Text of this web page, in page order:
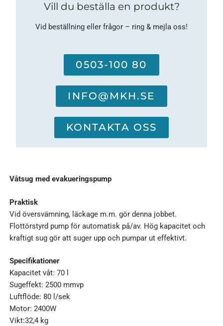
Vill du beställa en produkt?
Vid beställning eller frågor – ring & mejla oss!
0503-100 80
INFO@MKH.SE
KONTAKTA OSS
Våtsug med evakueringspump
Praktisk
Vid översvämning, läckage m.m. gör denna jobbet.
Flottörstyrd pump för automatisk på/av. Hög kapacitet och
kraftigt sug gör att suger upp och pumpar ut effektivt.
Specifikationer
Kapacitet våt: 70 l
Sugeffekt: 2500 mmvp
Luftflöde: 80 l/sek
Motor: 2400W
Vikt:32,4 kg